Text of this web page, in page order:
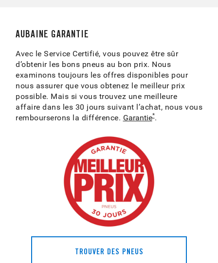
AUBAINE GARANTIE
Avec le Service Certifié, vous pouvez être sûr
d’obtenir les bons pneus au bon prix. Nous
examinons toujours les offres disponibles pour
nous assurer que vous obtenez le meilleur prix
possible. Mais si vous trouvez une meilleure
affaire dans les 30 jours suivant l’achat, nous vous
rembourserons la différence. Garantie*.
TROUVER DES PNEUS